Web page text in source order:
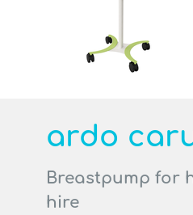
ardo
Breastpump for
hire
Search